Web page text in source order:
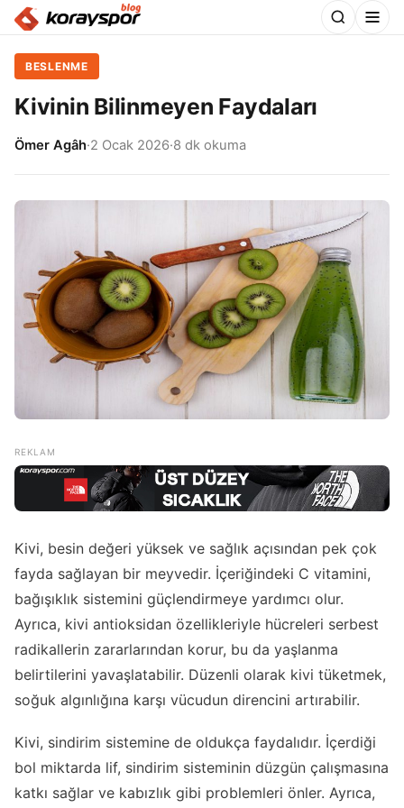
BESLENME
Kivinin Bilinmeyen Faydaları
Ömer Agâh·2 Ocak 2026·8 dk okuma
Kivi, besin değeri yüksek ve sağlık açısından pek çok
fayda sağlayan bir meyvedir. İçeriğindeki C vitamini,
bağışıklık sistemini güçlendirmeye yardımcı olur.
Ayrıca, kivi antioksidan özellikleriyle hücreleri serbest
radikallerin zararlarından korur, bu da yaşlanma
belirtilerini yavaşlatabilir. Düzenli olarak kivi tüketmek,
soğuk algınlığına karşı vücudun direncini artırabilir.
Kivi, sindirim sistemine de oldukça faydalıdır. İçerdiği
bol miktarda lif, sindirim sisteminin düzgün çalışmasına
katkı sağlar ve kabızlık gibi problemleri önler. Ayrıca,